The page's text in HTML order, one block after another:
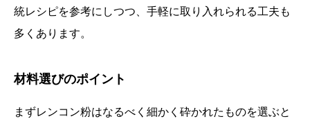
統レシピを参考にしつつ、手軽に取り入れられる工夫も
多くあります。
材料選びのポイント
まずレンコン粉はなるべく細かく砕かれたものを選ぶと